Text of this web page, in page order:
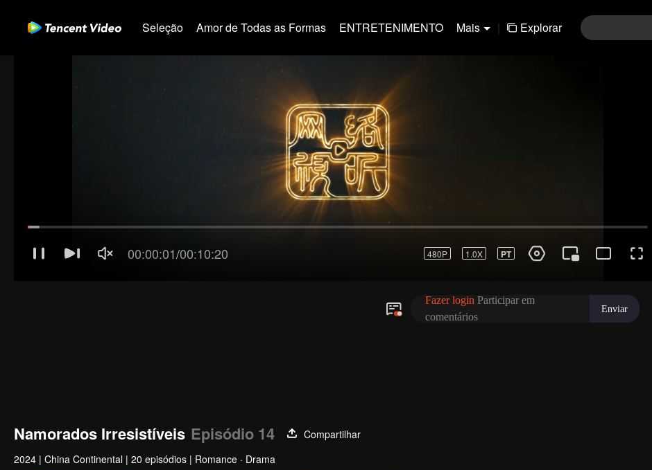
Seleção Amor de Todas as Formas ENTRETENIMENTO Mais | Explorar
Namorados Irresistíveis Episódio 14
Compartilhar
2024 | China Continental | 20 episódios | Romance · Drama